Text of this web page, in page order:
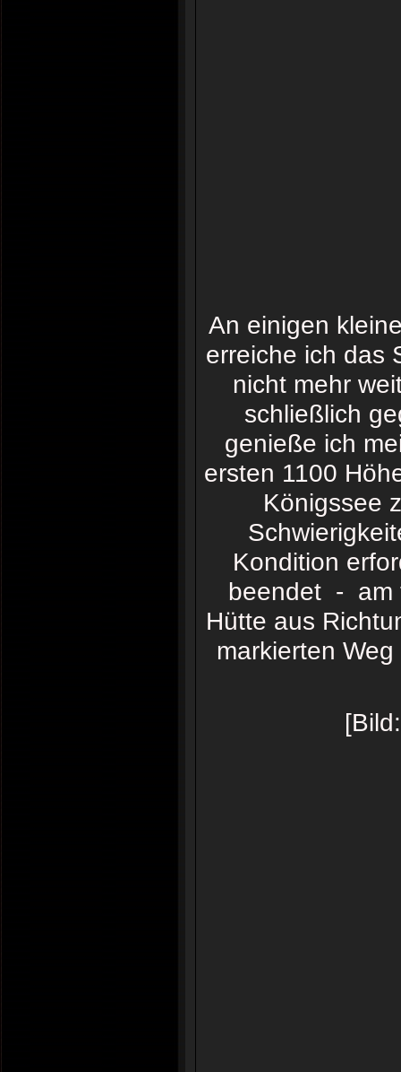
An einigen
erreiche ich das
nicht mehr
schließlich
genieße ich
ersten 1100
Königssee
Kondition
beendet - am
Hütte aus
markierten